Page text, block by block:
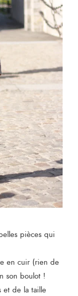
pièces qui
en cuir (rien de
son boulot !
et de la taille